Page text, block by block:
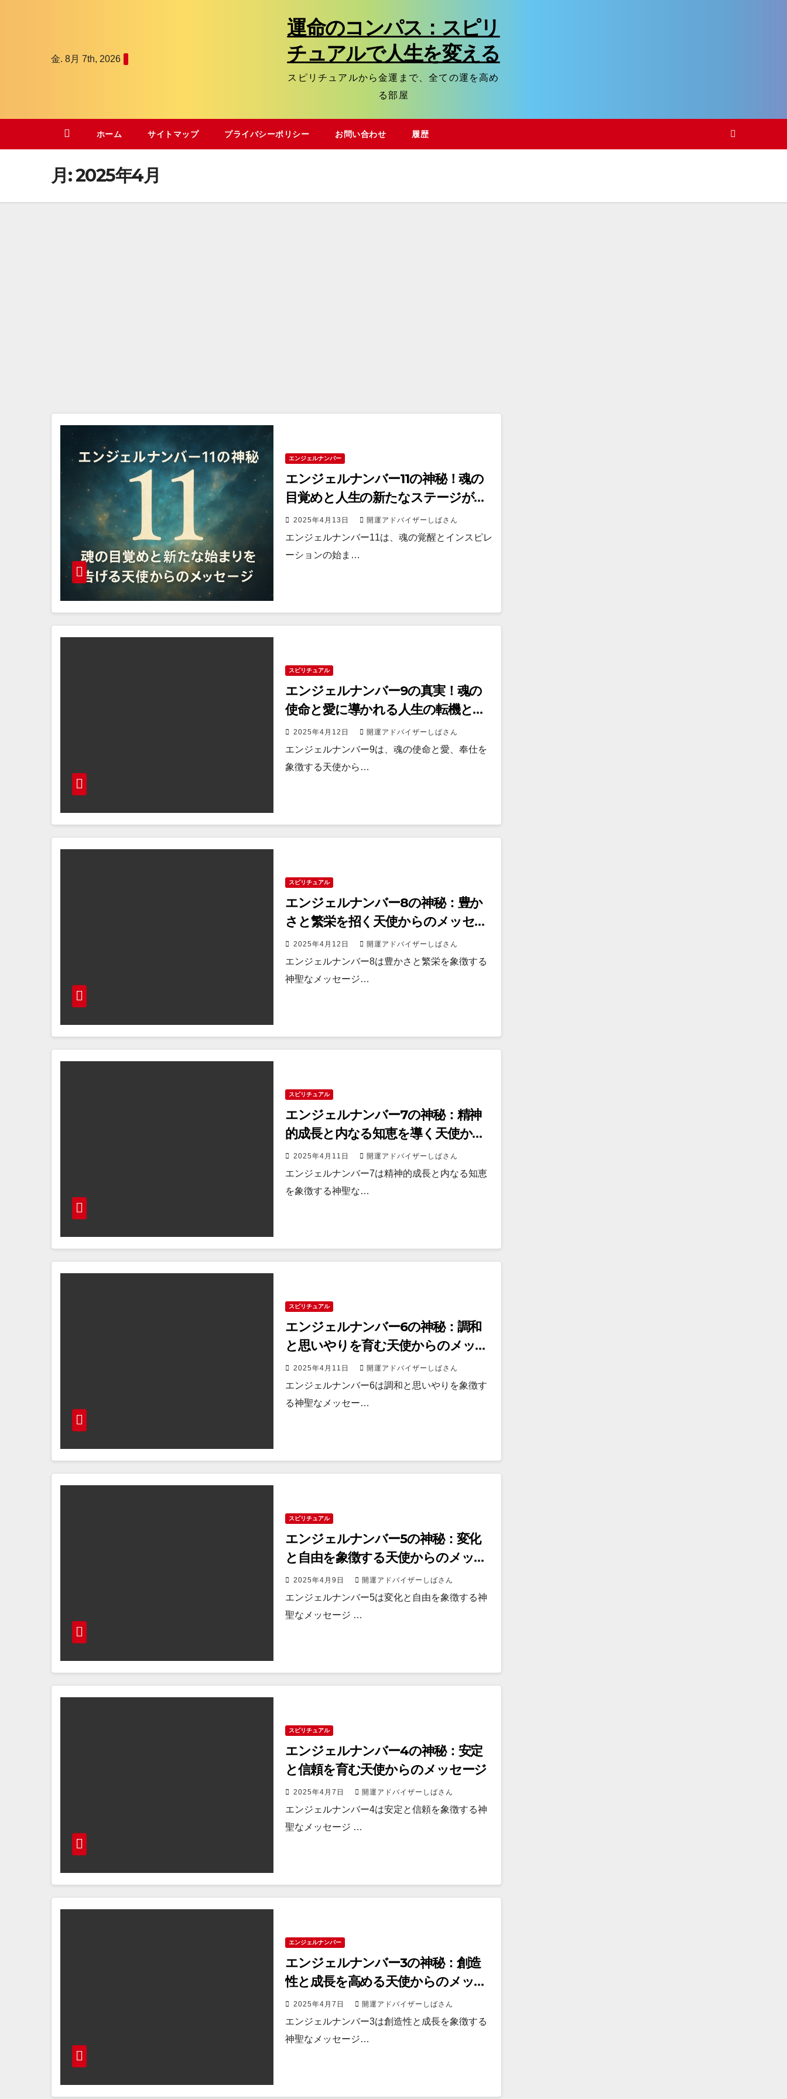
ッ
金. 8月 7th, 2026
運命のコンパス：スピリ
チュアルで人生を変える
スピリチュアルから金運まで、全ての運を高め
る部屋
ホーム サイトマップ プライバシーポリシー お問い合わせ 履歴
月:2025年4月
エンジェルナンバー
エンジェルナンバー11の神秘！魂の
目覚めと人生の新たなステージが始
まるサインとは？
2025年4月13日 開運アドバイザーしばさん
エンジェルナンバー11は、魂の覚醒とインスピレ
ーションの始ま…
スピリチュアル
エンジェルナンバー9の真実！魂の
使命と愛に導かれる人生の転機と
は？
2025年4月12日 開運アドバイザーしばさん
エンジェルナンバー9は、魂の使命と愛、奉仕を
象徴する天使から…
スピリチュアル
エンジェルナンバー8の神秘：豊か
さと繁栄を招く天使からのメッセー
ジ2025年4月12日 開運アドバイザーしばさん
エンジェルナンバー8は豊かさと繁栄を象徴する
神聖なメッセージ…
スピリチュアル
エンジェルナンバー7の神秘：精神
的成長と内なる知恵を導く天使から
のメッセージ
2025年4月11日 開運アドバイザーしばさん
エンジェルナンバー7は精神的成長と内なる知恵
を象徴する神聖な…
スピリチュアル
エンジェルナンバー6の神秘：調和
と思いやりを育む天使からのメッセ
ージ
2025年4月11日 開運アドバイザーしばさん
エンジェルナンバー6は調和と思いやりを象徴す
る神聖なメッセー…
スピリチュアル
エンジェルナンバー5の神秘：変化
と自由を象徴する天使からのメッセ
ージ
2025年4月9日 開運アドバイザーしばさん
エンジェルナンバー5は変化と自由を象徴する神
聖なメッセージ …
スピリチュアル
エンジェルナンバー4の神秘：安定
と信頼を育む天使からのメッセージ
2025年4月7日 開運アドバイザーしばさん
エンジェルナンバー4は安定と信頼を象徴する神
聖なメッセージ …
エンジェルナンバー
エンジェルナンバー3の神秘：創造
性と成長を高める天使からのメッセ
ージ
2025年4月7日 開運アドバイザーしばさん
エンジェルナンバー3は創造性と成長を象徴する
神聖なメッセージ…